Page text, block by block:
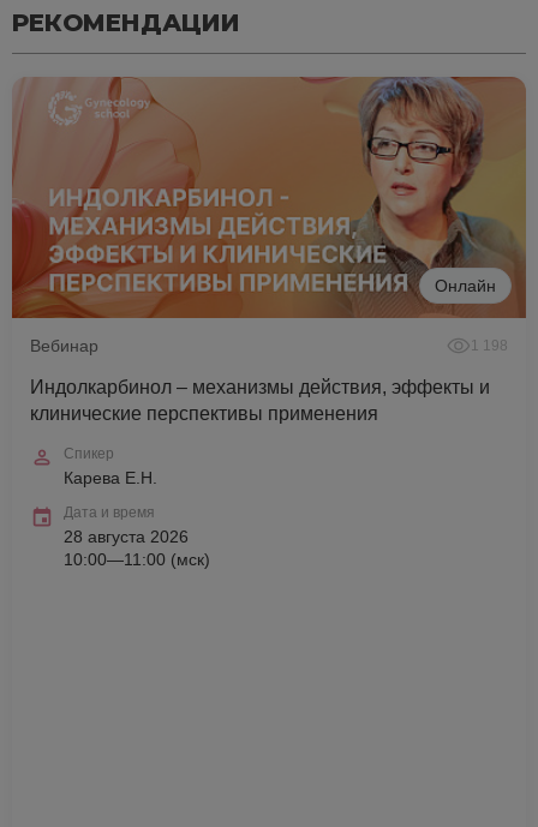
РЕКОМЕНДАЦИИ
Онлайн
Вебинар 1 198
Индолкарбинол – механизмы действия, эффекты и
клинические перспективы применения
Спикер
Карева Е.Н.
Дата и время
28 августа 2026
10:00—11:00 (мск)